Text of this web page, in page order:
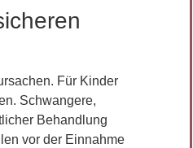
Für Kinder
Schwangere,
Behandlung
vor der Einnahme